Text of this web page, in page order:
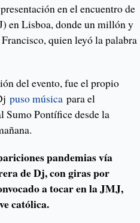
en el encuentro de
en Lisboa, donde un millón y
quien leyó la palabra
del evento, fue el propio
puso música para el
Sumo Pontífice desde la
pandemias vía
de Dj, con giras por
a tocar en la JMJ,
católica.